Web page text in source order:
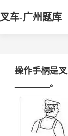
叉车-广州题库
操作手柄是
________。